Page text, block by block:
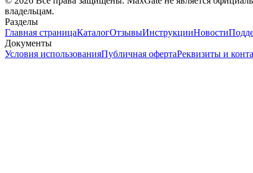
владельцам.
Разделы
Главная страницаКаталогОтзывыИнструкцииНовости
Документы
Условия использованияПубличная офертаРеквизиты и